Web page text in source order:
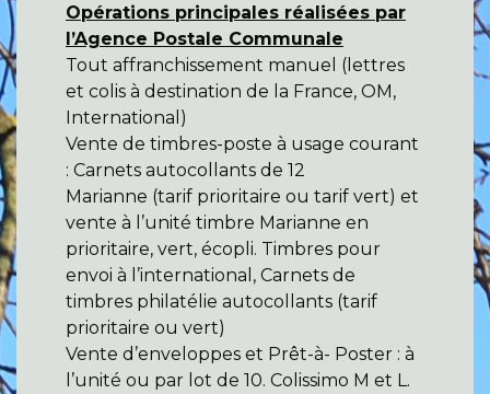
Opérations principales réalisées par
l’Agence Postale Communale
Tout affranchissement manuel (lettres
et colis à destination de la France, OM,
International)
Vente de timbres-poste à usage courant
: Carnets autocollants de 12
Marianne (tarif prioritaire ou tarif vert) et
vente à l’unité timbre Marianne en
prioritaire, vert, écopli. Timbres pour
envoi à l’international, Carnets de
timbres philatélie autocollants (tarif
prioritaire ou vert)
Vente d’enveloppes et Prêt-à- Poster : à
l’unité ou par lot de 10. Colissimo M et L.